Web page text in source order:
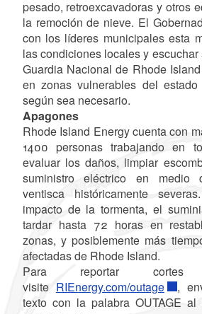
pesado, retroexcavadoras y otros
la remoción de nieve. El
con los líderes municipales esta
las condiciones locales y
Guardia Nacional de Rhode
en zonas vulnerables del
según sea necesario.
Apagones
Rhode Island Energy cuenta con
1400 personas trabajando en
evaluar los daños, limpiar
suministro eléctrico en medio
ventisca históricamente
impacto de la tormenta, el
tardar hasta 72 horas en
zonas, y posiblemente más
afectadas de Rhode Island.
Para reportar
visite RIEnergy.com/outage
,
texto con la palabra OUTAGE